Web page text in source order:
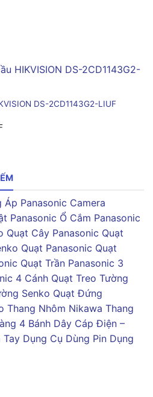
DS-2CD1143G2-LIUF
Áp Panasonic Camera
Panasonic Ổ Cắm Panasonic
Quạt Cây Panasonic Quạt
Quạt Panasonic Quạt
Quạt Trần Panasonic 3
4 Cánh Quạt Treo Tường
Senko Quạt Đứng
Thang Nhôm Nikawa Thang
4 Bánh Dây Cáp Điện –
Tay Dụng Cụ Dùng Pin Dụng